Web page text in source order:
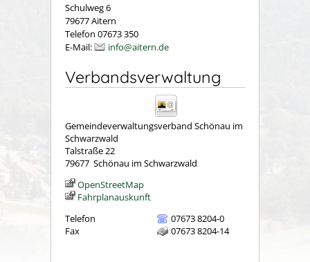
Schulweg 6
79677 Aitern
Telefon 07673 350
E-Mail:
info@aitern.de
Verbandsverwaltung
Gemeindeverwaltungsverband Schönau im
Schwarzwald
Talstraße 22
79677 Schönau im Schwarzwald
OpenStreetMap
Fahrplanauskunft
Telefon
07673 8204-0
Fax
07673 8204-14